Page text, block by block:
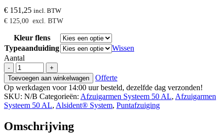
€ 151,25 incl. BTW
€ 125,00 excl. BTW
Kleur flens
Typeaanduiding
Wissen
Aantal
-
Alsident
systeem
50
AL
rond
scherm,
diameters
+
Toevoegen aan winkelwagen
Offerte
Op werkdagen voor 14:00 uur besteld, dezelfde dag verzonden!
SKU: N/B Categorieën: Afzuigarmen Systeem 50 AL, Afzuigarmen
Systeem 50 AL, Alsident® System, Puntafzuiging
Omschrijving